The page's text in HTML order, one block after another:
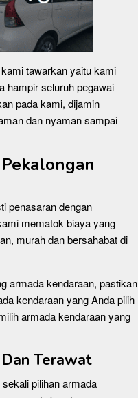
tawarkan yaitu kami
hampir seluruh pegawai
pada kami, dijamin
dan nyaman sampai
penasaran dengan
mematok biaya yang
murah dan bersahabat di
armada kendaraan, pastikan
kendaraan yang Anda pilih
armada kendaraan yang
Terawat
pilihan armada